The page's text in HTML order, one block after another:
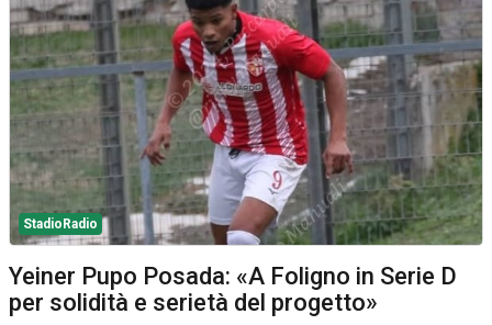
StadioRadio
Yeiner Pupo Posada: «A Foligno in Serie D
per solidità e serietà del progetto»